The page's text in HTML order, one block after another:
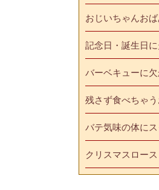
おじいちゃんお
記念日・誕生日
バーベキューに
残さず食べちゃ
バテ気味の体に
クリスマスロー